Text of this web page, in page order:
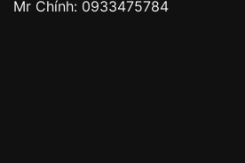
Mr Chính: 0933475784